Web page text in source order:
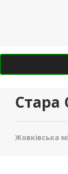
Стара
Жовківська